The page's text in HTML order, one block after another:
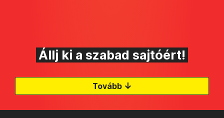
Állj ki a szabad sajtóért!
Tovább ↓